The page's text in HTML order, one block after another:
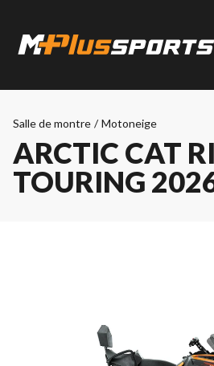
Salle de montre / Motoneige
ARCTIC CAT
TOURING